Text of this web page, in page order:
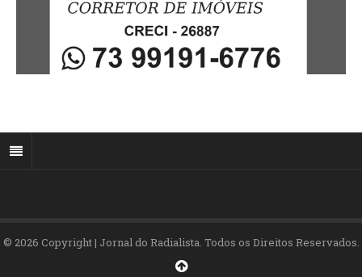
© 2026 Copyright | Jornal do Radialista. Todos os Direitos Reservados.